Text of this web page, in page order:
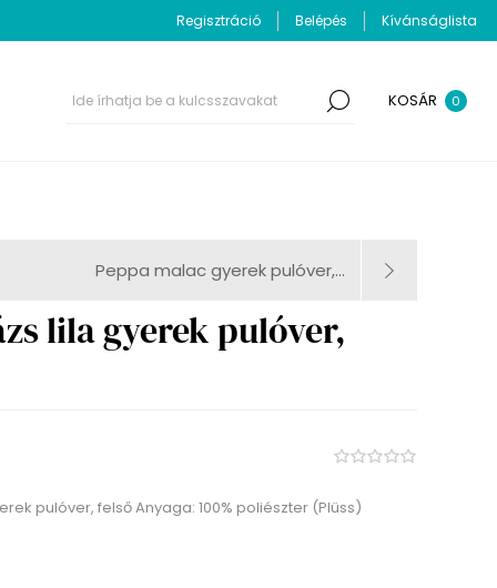
Regisztráció Belépés Kívánságlista
KOSÁR 0
Peppa malac gyerek pulóver,...
lila gyerek pulóver,
pulóver, felső Anyaga: 100% poliészter (Plüss)